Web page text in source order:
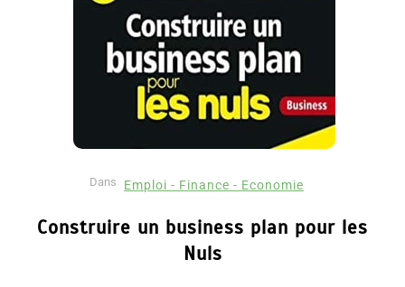
Dans Emploi - Finance - Economie
Construire un business plan pour les
Nuls